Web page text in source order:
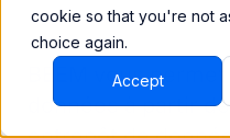
cookie so that you're not
choice again.
Accept
BEEM vous
données à partir